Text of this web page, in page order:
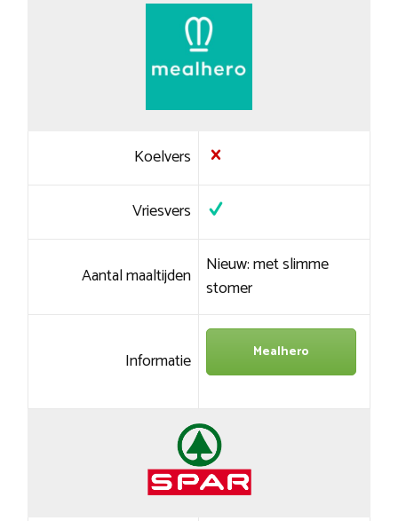
Koelvers
Vriesvers
Aantal maaltijden Nieuw: met slimme
stomer
Informatie Mealhero